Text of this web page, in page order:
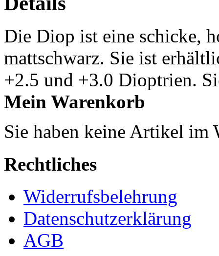
Die Diop ist eine schicke,
mattschwarz. Sie ist
+2.5 und +3.0 Dioptrien.
Mein Warenkorb
Sie haben keine Artikel im
Rechtliches
Widerrufsbelehrung
Datenschutzerklärung
AGB